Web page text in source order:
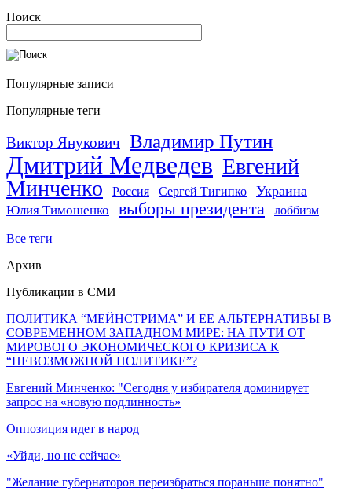
Поиск
Популярные записи
Популярные теги
Виктор Янукович Владимир Путин
Дмитрий Медведев Евгений
Минченко
Россия Сергей Тигипко Украина
Юлия Тимошенко выборы президента лоббизм
Все теги
Архив
Публикации в СМИ
ПОЛИТИКА “МЕЙНСТРИМА” И ЕЕ АЛЬТЕРНАТИВЫ В
СОВРЕМЕННОМ ЗАПАДНОМ МИРЕ: НА ПУТИ ОТ
МИРОВОГО ЭКОНОМИЧЕСКОГО КРИЗИСА К
“НЕВОЗМОЖНОЙ ПОЛИТИКЕ”?
Евгений Минченко: "Сегодня у избирателя доминирует
запрос на «новую подлинность»
Оппозиция идет в народ
«Уйди, но не сейчас»
"Желание губернаторов переизбраться пораньше понятно"